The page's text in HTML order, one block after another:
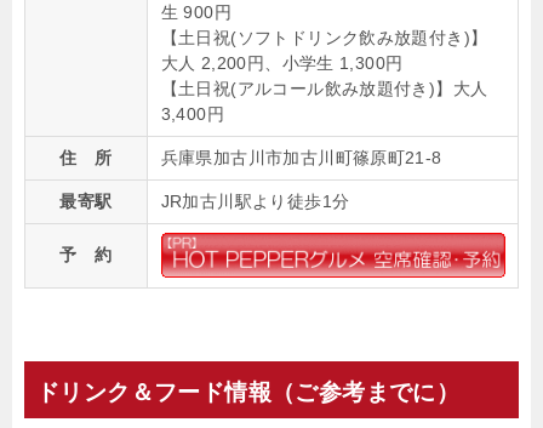
生 900円
【土日祝(ソフトドリンク飲み放題付き)】
大人 2,200円、小学生 1,300円
【土日祝(アルコール飲み放題付き)】大人
3,400円
住 所 兵庫県加古川市加古川町篠原町21-8
最寄駅 JR加古川駅より徒歩1分
予 約
ドリンク＆フード情報（ご参考までに）